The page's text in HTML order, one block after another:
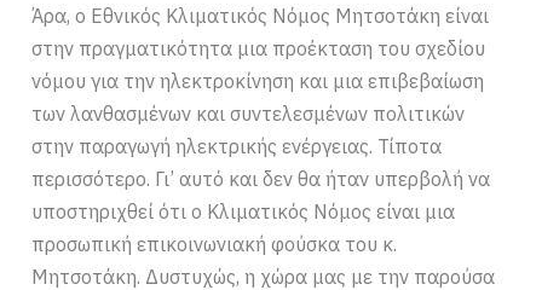
Άρα, ο Εθνικός Κλιματικός Νόμος Μητσοτάκη είναι
στην πραγματικότητα μια προέκταση του σχεδίου
νόμου για την ηλεκτροκίνηση και μια επιβεβαίωση
των λανθασμένων και συντελεσμένων πολιτικών
στην παραγωγή ηλεκτρικής ενέργειας. Τίποτα
περισσότερο. Γι’ αυτό και δεν θα ήταν υπερβολή να
υποστηριχθεί ότι ο Κλιματικός Νόμος είναι μια
προσωπική επικοινωνιακή φούσκα του κ.
Μητσοτάκη. Δυστυχώς, η χώρα μας με την παρούσα